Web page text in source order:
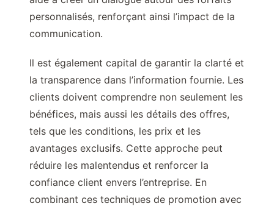
personnalisés, renforçant ainsi l’impact de la
communication.
Il est également capital de garantir la clarté et
la transparence dans l’information fournie. Les
clients doivent comprendre non seulement les
bénéfices, mais aussi les détails des offres,
tels que les conditions, les prix et les
avantages exclusifs. Cette approche peut
réduire les malentendus et renforcer la
confiance client envers l’entreprise. En
combinant ces techniques de promotion avec